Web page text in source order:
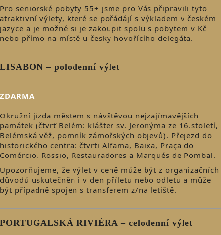
Pro seniorské pobyty 55+ jsme pro Vás připravili tyto
atraktivní výlety, které se pořádájí s výkladem v českém
jazyce a je možné si je zakoupit spolu s pobytem v Kč
nebo přímo na místě u česky hovořícího delegáta.
LISABON – polodenní výlet
ZDARMA
Okružní jízda městem s návštěvou nejzajímavějších
památek (čtvrť Belém: klášter sv. Jeronýma ze 16.století,
Belémská věž, pomník zámořských objevů). Přejezd do
historického centra: čtvrti Alfama, Baixa, Praça do
Comércio, Rossio, Restauradores a Marqués de Pombal.
Upozorňujeme, že výlet v ceně může být z organizačních
důvodů uskutečněn i v den příletu nebo odletu a může
být případně spojen s transferem z/na letiště.
PORTUGALSKÁ RIVIÉRA – celodenní výlet